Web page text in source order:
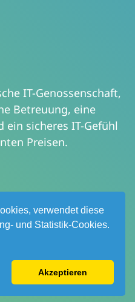
verwendet diese
und Statistik-Cookies.
Akzeptieren
IT-Genossenschaft,
Betreuung, eine
ein sicheres IT-Gefühl
Preisen.
IT-Genossenschaft eGen